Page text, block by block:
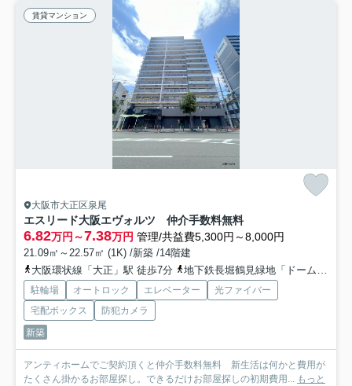
賃貸マンション
大阪市大正区泉尾
エスリード大阪エヴォルツ 仲介手数料無料
6.82万円～7.38万円 管理/共益費5,300円～8,000円
21.09㎡～22.57㎡ (1K) /新築 /14階建
大阪環状線「大正」駅 徒歩7分
地下鉄長堀鶴見緑地「ドーム前千代崎」駅 徒歩13分
駐輪場 オートロック エレベーター
光ファイバー
宅配ボックス
防犯カメラ
新築
アンティホームでご契約頂くと仲介手数料無料 新生活は何かと費用が
たくさん掛かるお部屋探し。できるだけお部屋探しの初期費用...
もっと